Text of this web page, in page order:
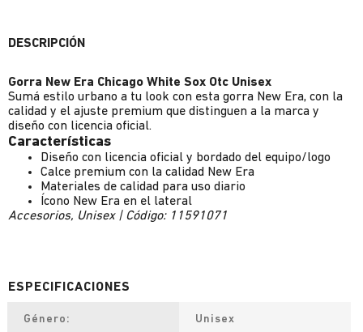
DESCRIPCIÓN
Gorra New Era Chicago White Sox Otc Unisex
Sumá estilo urbano a tu look con esta gorra New Era, con la
calidad y el ajuste premium que distinguen a la marca y
diseño con licencia oficial.
Características
Diseño con licencia oficial y bordado del equipo/logo
Calce premium con la calidad New Era
Materiales de calidad para uso diario
Ícono New Era en el lateral
Accesorios, Unisex | Código: 11591071
Género Unisex